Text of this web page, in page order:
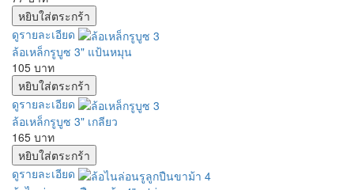
ดูรายละเอียด
ล้อเหล็กรูบูซ 3" แป้นหมุน
105 บาท
ดูรายละเอียด
ล้อเหล็กรูบูซ 3" เกลียว
165 บาท
ดูรายละเอียด